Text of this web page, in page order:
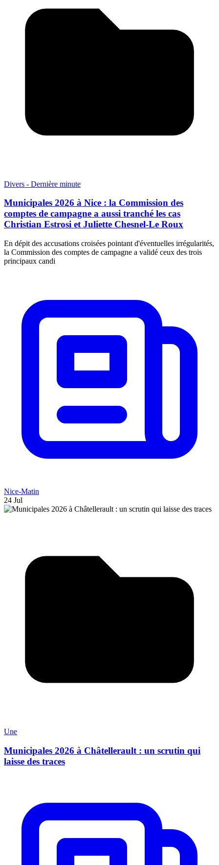
Divers - Dernière minute
Municipales 2026 à Nice : la Commission des
comptes de campagne a aussi tranché les cas
Christian Estrosi et Juliette Chesnel-Le Roux
En dépit des accusations croisées pointant d'éventuelles irrégularités,
la Commission des comptes de campagne a validé ceux des trois
principaux candi
Nice-Matin
24 Jul
Une
Municipales 2026 à Châtellerault : un scrutin qui
laisse des traces